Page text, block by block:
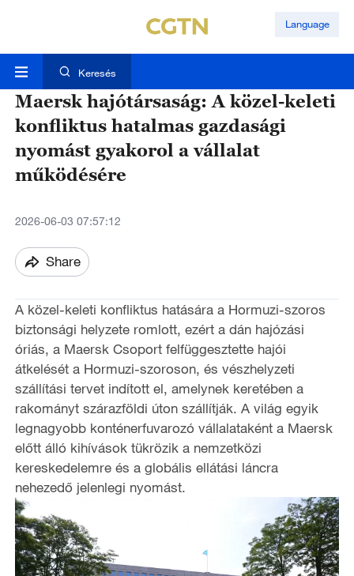
Language
Keresés
Maersk hajótársaság: A közel-keleti
konfliktus hatalmas gazdasági
nyomást gyakorol a vállalat
működésére
2026-06-03 07:57:12
Share
A közel-keleti konfliktus hatására a Hormuzi-szoros
biztonsági helyzete romlott, ezért a dán hajózási
óriás, a Maersk Csoport felfüggesztette hajói
átkelését a Hormuzi-szoroson, és vészhelyzeti
szállítási tervet indított el, amelynek keretében a
rakományt szárazföldi úton szállítják. A világ egyik
legnagyobb konténerfuvarozó vállalataként a Maersk
előtt álló kihívások tükrözik a nemzetközi
kereskedelemre és a globális ellátási láncra
nehezedő jelenlegi nyomást.